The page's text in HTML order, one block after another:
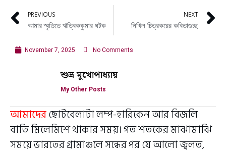
PREVIOUS
আমার স্মৃতিতে ঋত্বিককুমার ঘটক
NEXT
নিখিল চিত্রকরের কবিতাগুচ্ছ
November 7, 2025 No Comments
শুভ্র মুখোপাধ্যায়
My Other Posts
আমাদেরছোটবেলাটা লম্প-হারিকেন আর বিজলি
বাতি মিলেমিশে থাকার সময়। গত শতকের মাঝামাঝি
সময়ে ভারতের গ্রামাঞ্চলে সন্ধের পর যে আলো জ্বলত,